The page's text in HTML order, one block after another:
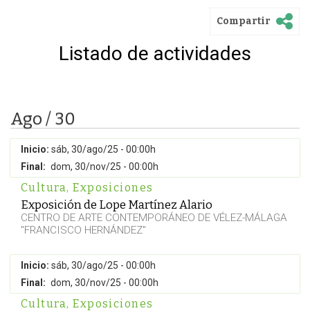
Compartir
Listado de actividades
Ago / 30
Inicio: sáb, 30/ago/25 - 00:00h
Final: dom, 30/nov/25 - 00:00h
Cultura, Exposiciones
Exposición de Lope Martínez Alario
CENTRO DE ARTE CONTEMPORÁNEO DE VÉLEZ-MÁLAGA
"FRANCISCO HERNÁNDEZ"
Inicio: sáb, 30/ago/25 - 00:00h
Final: dom, 30/nov/25 - 00:00h
Cultura, Exposiciones